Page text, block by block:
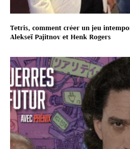
Tetris, comment créer un jeu
Alekseï Pajitnov et Henk Rogers